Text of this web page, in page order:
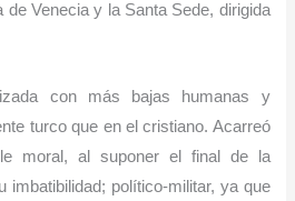
de Venecia y la Santa Sede, dirigida
con más bajas humanas y
turco que en el cristiano. Acarreó
moral, al suponer el final de la
imbatibilidad; político-militar, ya que